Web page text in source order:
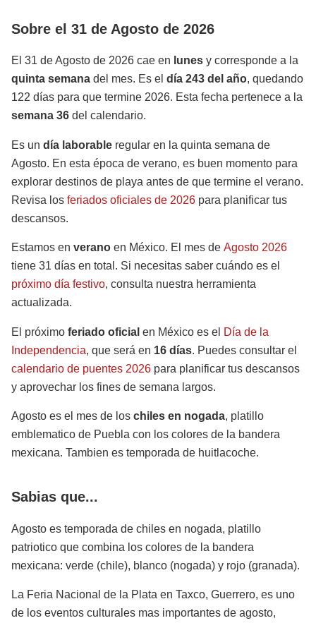
Sobre el 31 de Agosto de 2026
El 31 de Agosto de 2026 cae en lunes y corresponde a la
quinta semana del mes. Es el día 243 del año, quedando
122 días para que termine 2026. Esta fecha pertenece a la
semana 36 del calendario.
Es un día laborable regular en la quinta semana de
Agosto. En esta época de verano, es buen momento para
explorar destinos de playa antes de que termine el verano.
Revisa los feriados oficiales de 2026 para planificar tus
descansos.
Estamos en verano en México. El mes de Agosto 2026
tiene 31 días en total. Si necesitas saber cuándo es el
próximo día festivo, consulta nuestra herramienta
actualizada.
El próximo feriado oficial en México es el Día de la
Independencia, que será en 16 días. Puedes consultar el
calendario de puentes 2026 para planificar tus descansos
y aprovechar los fines de semana largos.
Agosto es el mes de los chiles en nogada, platillo
emblematico de Puebla con los colores de la bandera
mexicana. Tambien es temporada de huitlacoche.
Sabias que...
Agosto es temporada de chiles en nogada, platillo
patriotico que combina los colores de la bandera
mexicana: verde (chile), blanco (nogada) y rojo (granada).
La Feria Nacional de la Plata en Taxco, Guerrero, es uno
de los eventos culturales mas importantes de agosto,